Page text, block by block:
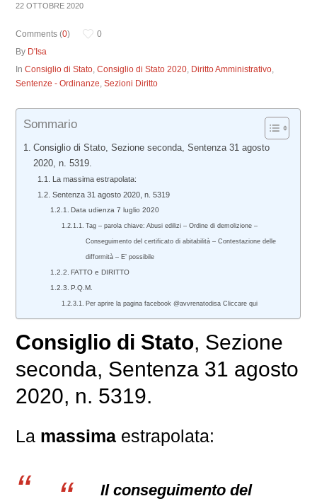
22 OTTOBRE 2020
Comments (0)
0
By D'Isa
InConsiglio di Stato,Consiglio di Stato 2020, Diritto Amministrativo,
Sentenze - Ordinanze,Sezioni Diritto
Sommario
Consiglio di Stato, Sezione seconda, Sentenza 31 agosto
2020, n. 5319.
La massima estrapolata:
Sentenza 31 agosto 2020, n. 5319
Data udienza 7 luglio 2020
Tag – parola chiave: Abusi edilizi – Ordine di demolizione –
Conseguimento del certificato di abitabilità – Contestazione delle
difformità – E’ possibile
FATTO e DIRITTO
P.Q.M.
Per aprire la pagina facebook @avvrenatodisa Cliccare qui
Consiglio di Stato, Sezione
seconda, Sentenza 31 agosto
2020, n. 5319.
La massima estrapolata:
Il conseguimento del